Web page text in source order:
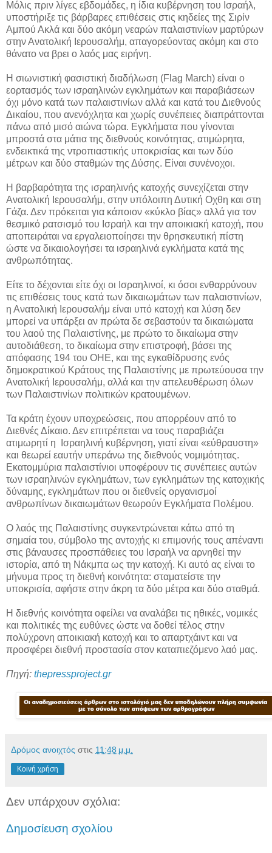
Μόλις πριν λίγες εβδομάδες, η ίδια κυβέρνηση του Ισραήλ,
υποστήριξε τις βάρβαρες επιθέσεις στις κηδείες της Σιρίν
Αμπού Ακλά και δύο ακόμη νεαρών παλαιστινίων μαρτύρων
στην Ανατολική Ιερουσαλήμ, απαγορεύοντας ακόμη και στο
θάνατο να βρει ο λαός μας ειρήνη.
Η σιωνιστική φασιστική διαδήλωση (Flag March) είναι ο
εορτασμός των ισραηλινών εγκλημάτων και παραβιάσεων
όχι μόνο κατά των παλαιστινίων αλλά και κατά του Διεθνούς
Δικαίου, που ανενόχλητα και χωρίς συνέπειες διαπράττονται
πάνω από μισό αιώνα τώρα. Εγκλήματα που γίνονται
μπροστά στα μάτια της διεθνούς κοινότητας, ατιμώρητα,
ενδεικτικά της ντροπιαστικής υποκρισίας και των δύο
μέτρων και δύο σταθμών της Δύσης. Είναι συνένοχοι.
Η βαρβαρότητα της ισραηλινής κατοχής συνεχίζεται στην
Ανατολική Ιερουσαλήμ, στην υπόλοιπη Δυτική Οχθη και στη
Γάζα. Δεν πρόκειται για κάποιον «κύκλο βίας» αλλά για τον
θεσμικό ρατσισμό του Ισραήλ και την αποικιακή κατοχή, που
αποπειράται να εργαλειοποίησει την θρησκευτική πίστη
ώστε να δικαιολογήσει τα ισραηλινά εγκλήματα κατά της
ανθρωπότητας.
Είτε το δέχονται είτε όχι οι Ισραηλινοί, κι όσοι ενθαρρύνουν
τις επιθέσεις τους κατά των δικαιωμάτων των παλαιστινίων,
η Ανατολική Ιερουσαλήμ είναι υπό κατοχή και λύση δεν
μπορεί να υπάρξει αν πρώτα δε σεβαστούν τα δικαιώματα
του λαού της Παλαιστίνης, με πρώτο το δικαίωμα στην
αυτοδιάθεση, το δικαίωμα στην επιστροφή, βάσει της
απόφασης 194 του ΟΗΕ, και της εγκαθίδρυσης ενός
δημοκρατικού Κράτους της Παλαιστίνης με πρωτεύουσα την
Ανατολική Ιερουσαλήμ, αλλά και την απελευθέρωση όλων
των Παλαιστινίων πολιτικών κρατουμένων.
Τα κράτη έχουν υποχρεώσεις, που απορρέουν από το
Διεθνές Δίκαιο. Δεν επιτρέπεται να τους παραβιάζει
ατιμωρητί η Ισραηλινή κυβέρνηση, γιατί είναι «εύθραυστη»
και θεωρεί εαυτήν υπεράνω της διεθνούς νομιμότητας.
Εκατομμύρια παλαιστίνιοι υποφέρουν τις συνέπειες αυτών
των ισραηλινών εγκλημάτων, των εγκλημάτων της κατοχικής
δύναμης, εγκλημάτων που οι διεθνείς οργανισμοί
ανθρωπίνων δικαιωμάτων θεωρούν Εγκλήματα Πολέμου.
Ο λαός της Παλαιστίνης συγκεντρώνεται κάτω από τη
σημαία του, σύμβολο της αντοχής κι επιμονής τους απέναντι
στις βάναυσες προσπάθειες του Ισραήλ να αρνηθεί την
ιστορία, από τη Νάκμπα ως την κατοχή. Κι αυτό ας είναι το
μήνυμα προς τη διεθνή κοινότητα: σταματείστε την
υποκρισία, αφήστε στην άκρη τα δύο μέτρα και δύο σταθμά.
Η διεθνής κοινότητα οφείλει να αναλάβει τις ηθικές, νομικές
και πολιτικές της ευθύνες ώστε να δοθεί τέλος στην
πολύχρονη αποικιακή κατοχή και το απαρτχάιντ και να
προσφέρει διεθνή προστασία στον καταπιεζόμενο λαό μας.
Πηγή: thepressproject.gr
Δρόμος ανοιχτός στις 11:48 μ.μ.
Κοινή χρήση
Δεν υπάρχουν σχόλια:
Δημοσίευση σχολίου